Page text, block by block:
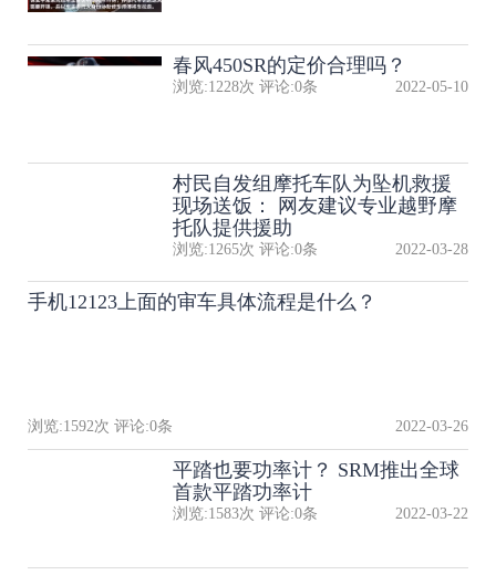
春风450SR的定价合理吗？
浏览:1228次 评论:0条 2022-05-10
村民自发组摩托车队为坠机救援
现场送饭： 网友建议专业越野摩
托队提供援助
浏览:1265次 评论:0条 2022-03-28
手机12123上面的审车具体流程是什么？
浏览:1592次 评论:0条 2022-03-26
平踏也要功率计？ SRM推出全球
首款平踏功率计
浏览:1583次 评论:0条 2022-03-22